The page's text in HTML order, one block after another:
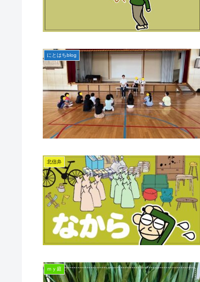
にとはちblog
北信弁
ｍｙ庭